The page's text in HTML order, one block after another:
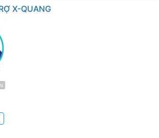
X-QUANG